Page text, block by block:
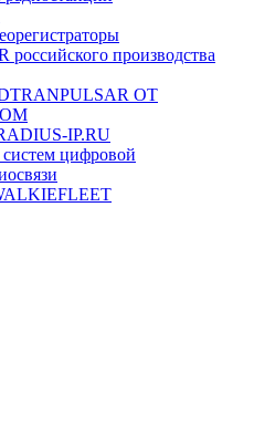
российского производства
ОТ
IP.RU
цифровой